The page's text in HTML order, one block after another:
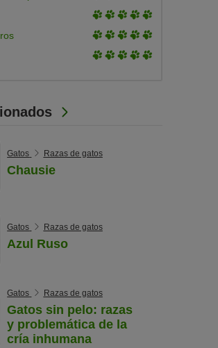
5
3
5
3
5
3
Gatos Razas de gatos
Chausie
Gatos Razas de gatos
Azul Ruso
Gatos Razas de gatos
Gatos sin pelo: razas
y problemática de la
cría inhumana